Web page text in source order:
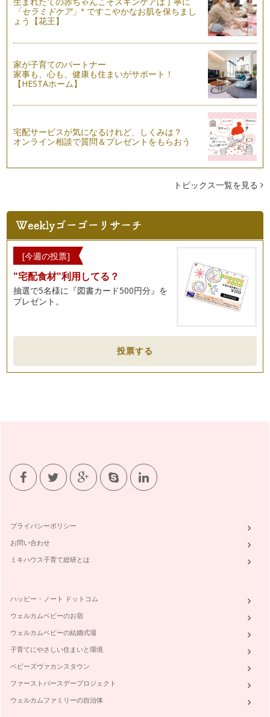
おしゃれで爽やか。ハーブで遊ぶ
爽やかな風が吹く日もあれば、ジリジリと照りつける太陽が眩
しい日もあり、そし…
ハーブ生活のすすめ
気温も高くなり、緑美しい季節、たくさんのハーブ苗が店頭に
並び始めましたね。 …
あたたかい日差しの中で日に日に緑濃くなっていく植物たち。
…
ナチュラルハーブで歓送迎シーズンを乗り切る
3月、4月は出会いと別れの季節。 歓送迎会も多く、…
花粉の時期を乗り切る３種のおすすめアロマ
そろそろ暖かい日も増え、少しずつ春の装いの方をみかける
よう…
本格的な花粉シーズンが始まる前にハーブでできること
あと１週間もすれば『啓蟄』。そろそろ春の到来を感じる頃で
髪の健康をアロマでサポート
２月も半ばになり、少しあたたかい日も…
バレンタインを香りで演出
寒い季節におうちでできるお肌ケアと風邪予防
１２月は楽しい行事が盛りだくさん！ おいしいお食事やお酒
の席も増える時期…
ハーブは、ラテン語で草を意味する『herba（エルバ）』を語
「セラミドケア」※ ですこやかなお肌を保ちまし
ょう【花王】
家が子育てのパートナー
家事も、心も、健康も住まいがサポート！
【HESTAホーム】
宅配サービスが気になるけれど、しくみは？
オンライン相談で質問＆プレゼントをもらおう
トピックス一覧を見る
[今週の投票]
"宅配食材"利用してる？
抽選で5名様に『図書カード500円分』を
プレゼント。
投票する
プライバシーポリシー
お問い合わせ
ミキハウス子育て総研とは
ハッピー・ノート ドットコム
ウェルカムベビーのお宿
ウェルカムベビーの結婚式場
子育てにやさしい住まいと環境
ベビーズヴァカンスタウン
ファーストバースデープロジェクト
ウェルカムファミリーの自治体